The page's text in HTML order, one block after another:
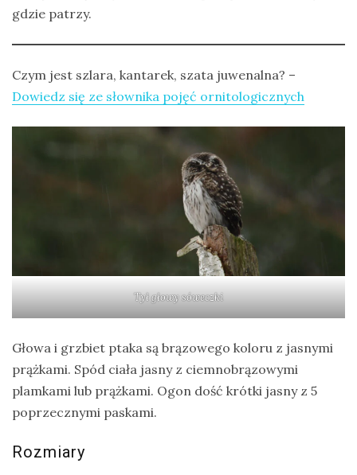
gdzie patrzy.
Czym jest szlara, kantarek, szata juwenalna? –
Dowiedz się ze słownika pojęć ornitologicznych
Tył głowy sóweczki
Głowa i grzbiet ptaka są brązowego koloru z jasnymi
prążkami. Spód ciała jasny z ciemnobrązowymi
plamkami lub prążkami. Ogon dość krótki jasny z 5
poprzecznymi paskami.
Rozmiary
gołębiowate
gps
gryzonie